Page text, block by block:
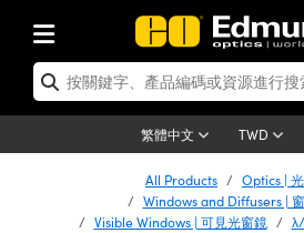
繁體中文 TWD
| 光學產品
Diffusers | 窗鏡或擴散片
Optics | 雷射光學
| 雷射光窗鏡
| 光機組件
System | 光學籠式系統
Mounts | 台式光學安裝座
| 顯微鏡
| Mitutoyo 物鏡
| Olympus 物鏡
| 雷射
and Electronics | 雷射量
Lenses | 成像鏡頭
Lenses | 定焦鏡頭
(S-Mount Lenses) | M12 鏡頭 (S 接
| 相機
Cameras | Gigabit乙太網相
and Illumination | 照明
Lighting | 機器視覺光源
|顯微鏡照明
Lighting | 寬譜光源
Targets | 測試板
Targets | 解析度測試板
Targets | 畸變測試版
& Stage Micrometers | 圖像分
and Detection | 測試與監測
| 光學度量
Solutions | 機器視覺方案
and Production | 實驗室和生產
| 清潔用品
Handling Tools | 零件夾持用品
用選購
By Brand
Products | 新品專區
| 清倉品
| 清倉光學產品
| 清倉光機組件
Products | 重新認證產品
| 重新認證光學產品
| 重新認證光機組
All Products
Optics |
Windows and Diffusers |
Visible Windows | 可見光窗鏡